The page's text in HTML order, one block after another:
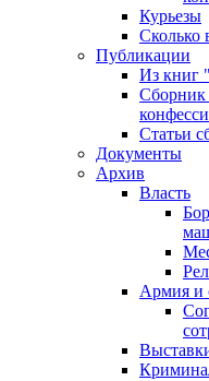
Курьезы
Сколько
Публикации
Из книг
Сборник
Статьи
Документы
Архив
Власть
Армия и